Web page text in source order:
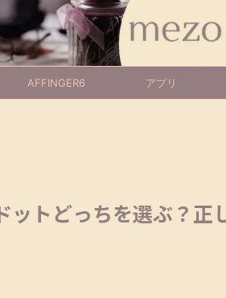
AFFINGER6 アプリ
ットどっちを選ぶ？正